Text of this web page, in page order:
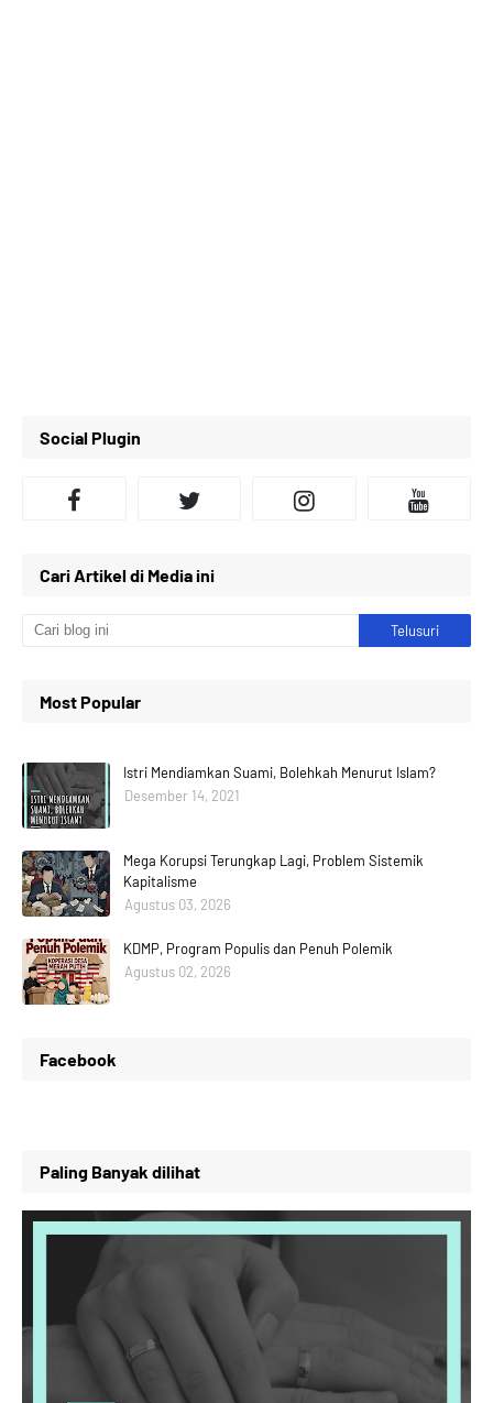
Social Plugin
Cari Artikel di Media ini
Most Popular
Istri Mendiamkan Suami, Bolehkah Menurut Islam?
Desember 14, 2021
Mega Korupsi Terungkap Lagi, Problem Sistemik
Kapitalisme
Agustus 03, 2026
KDMP, Program Populis dan Penuh Polemik
Agustus 02, 2026
Facebook
Paling Banyak dilihat